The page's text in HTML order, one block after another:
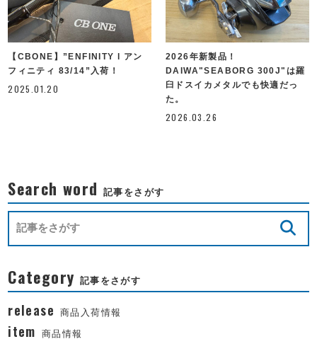
【CBONE】”ENFINITY l アン
フィニティ 83/14”入荷！
2025.01.20
2026年新製品！
DAIWA"SEABORG 300J"は羅
臼ドスイカメタルでも快適だっ
た。
2026.03.26
Search word 記事をさがす
Category 記事をさがす
release 商品入荷情報
item 商品情報